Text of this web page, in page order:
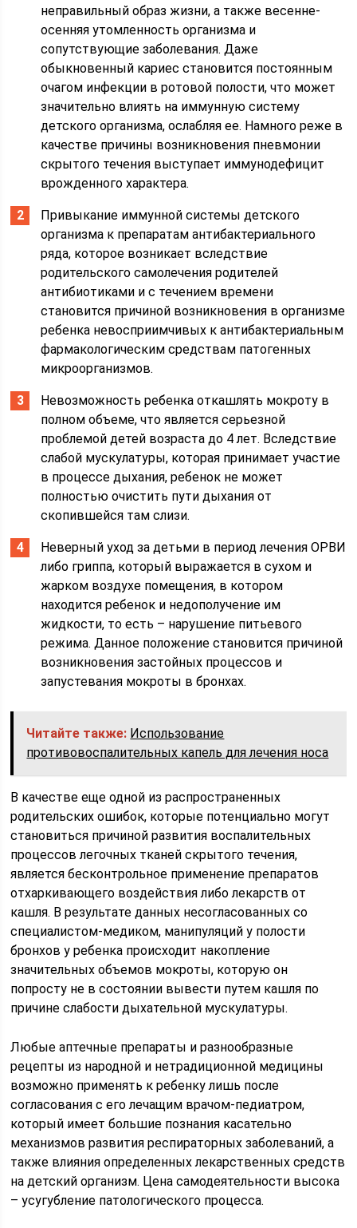
неправильный образ жизни, а также весенне-
осенняя утомленность организма и
сопутствующие заболевания. Даже
обыкновенный кариес становится постоянным
очагом инфекции в ротовой полости, что может
значительно влиять на иммунную систему
детского организма, ослабляя ее. Намного реже в
качестве причины возникновения пневмонии
скрытого течения выступает иммунодефицит
врожденного характера.
Привыкание иммунной системы детского
организма к препаратам антибактериального
ряда, которое возникает вследствие
родительского самолечения родителей
антибиотиками и с течением времени
становится причиной возникновения в организме
ребенка невосприимчивых к антибактериальным
фармакологическим средствам патогенных
микроорганизмов.
Невозможность ребенка откашлять мокроту в
полном объеме, что является серьезной
проблемой детей возраста до 4 лет. Вследствие
слабой мускулатуры, которая принимает участие
в процессе дыхания, ребенок не может
полностью очистить пути дыхания от
скопившейся там слизи.
Неверный уход за детьми в период лечения ОРВИ
либо гриппа, который выражается в сухом и
жарком воздухе помещения, в котором
находится ребенок и недополучение им
жидкости, то есть – нарушение питьевого
режима. Данное положение становится причиной
возникновения застойных процессов и
запустевания мокроты в бронхах.
Читайте также: Использование
противовоспалительных капель для лечения носа
В качестве еще одной из распространенных
родительских ошибок, которые потенциально могут
становиться причиной развития воспалительных
процессов легочных тканей скрытого течения,
является бесконтрольное применение препаратов
отхаркивающего воздействия либо лекарств от
кашля. В результате данных несогласованных со
специалистом-медиком, манипуляций у полости
бронхов у ребенка происходит накопление
значительных объемов мокроты, которую он
попросту не в состоянии вывести путем кашля по
причине слабости дыхательной мускулатуры.
Любые аптечные препараты и разнообразные
рецепты из народной и нетрадиционной медицины
возможно применять к ребенку лишь после
согласования с его лечащим врачом-педиатром,
который имеет большие познания касательно
механизмов развития респираторных заболеваний, а
также влияния определенных лекарственных средств
на детский организм. Цена самодеятельности высока
– усугубление патологического процесса.